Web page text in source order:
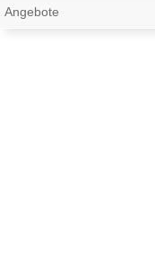
Angebote